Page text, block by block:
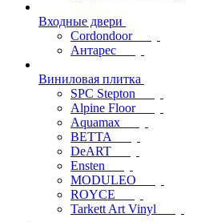
Входные двери
Cordondoor
Антарес
Виниловая плитка
SPC Stepton
Alpine Floor
Aquamax
BETTA
DeART
Ensten
MODULEO
ROYCE
Tarkett Art Vinyl